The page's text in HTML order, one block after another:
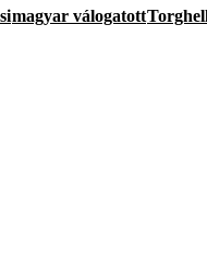
magyar válogatott